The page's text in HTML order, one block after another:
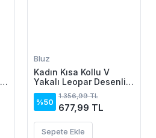
Bluz
Kadın Kısa Kollu V
Yakalı Leopar Desenli
Viskon Bluz
%50
1.356,99 TL
677,99 TL
Sepete Ekle